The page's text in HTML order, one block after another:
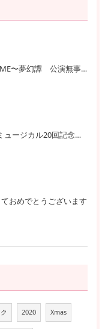
【2026.3.15】SEN-HIME〜夢幻譚 公演無事終了
【3/15上演】HIMEJIミュージカル20回記念公演！ 姫路の歴史と夢が交錯する『SEN-HIME〜夢幻譚』
ておめでとうございます
2020 Xmas